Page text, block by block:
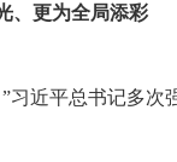
更为全局添彩
近平总书记多次